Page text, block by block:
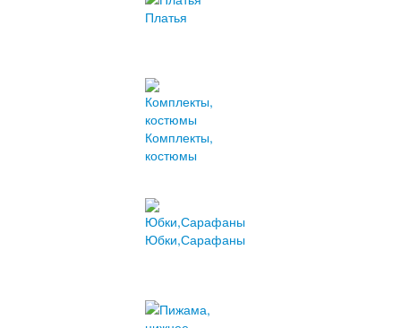
Платья
Комплекты,
костюмы
Юбки,Сарафаны